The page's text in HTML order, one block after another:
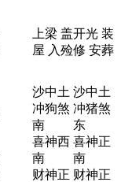
上梁 盖
屋 入殓
开光 装
修 安葬
沙中土 沙中土
冲狗煞
南
冲猪煞
东
喜神西
南
财神正
喜神正
南
财神正